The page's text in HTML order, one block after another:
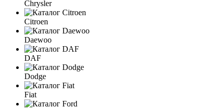
Chrysler
Citroen
Daewoo
DAF
Dodge
Fiat